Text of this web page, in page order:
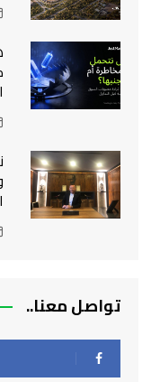
تواصل معنا..